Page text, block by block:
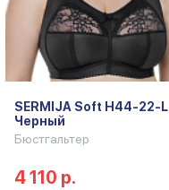
SERMIJA Soft H44-22-L
Черный
Бюстгальтер
4 110 р.